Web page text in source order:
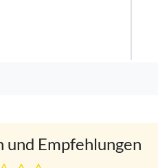
und Empfehlungen